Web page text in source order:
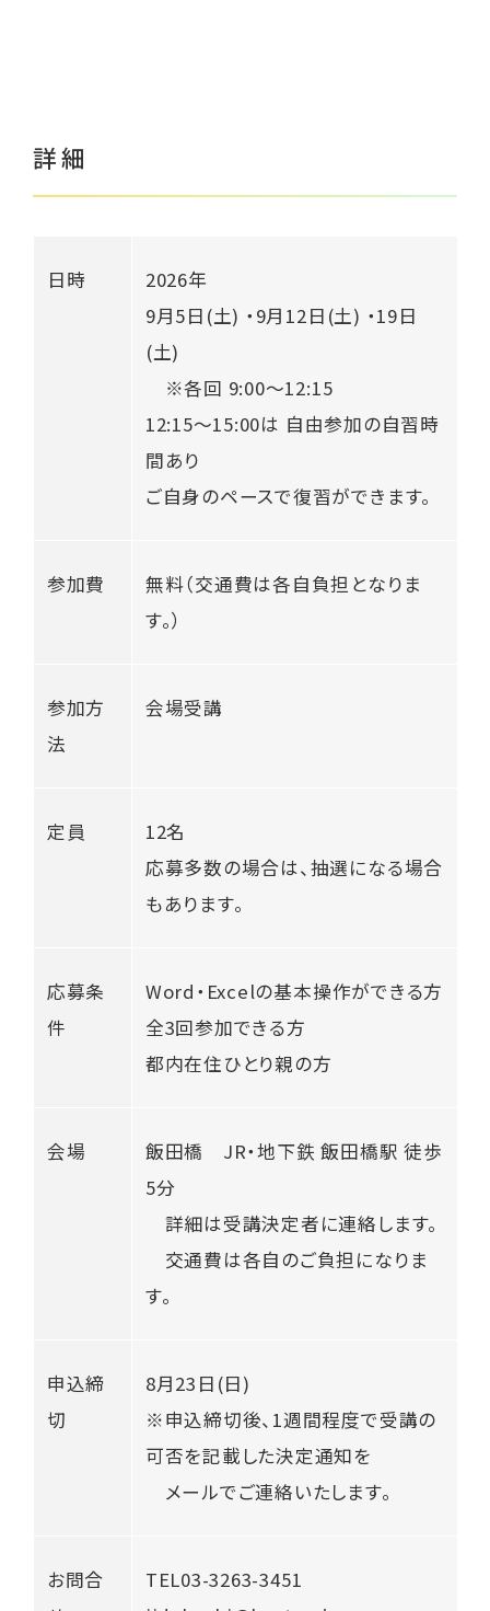
くらし応援ナビTokyo
ご相談はこちら
詳細
日時
2026年
9月5日(土) ・9月12日(土) ・19日
(土)
※各回 9:00～12:15
12:15〜15:00は 自由参加の自習時
間あり
ご自身のペースで復習ができます。
参加費
無料（交通費は各自負担となりま
す。）
参加方
法
会場受講
定員
12名
応募多数の場合は、抽選になる場合
もあります。
応募条
件
Word・Excelの基本操作ができる方
全3回参加できる方
都内在住ひとり親の方
会場
飯田橋 JR・地下鉄 飯田橋駅 徒歩
5分
詳細は受講決定者に連絡します。
交通費は各自のご負担になりま
す。
申込締
切
8月23日(日)
※申込締切後、1週間程度で受講の
可否を記載した決定通知を
メールでご連絡いたします。
お問合
TEL03-3263-3451